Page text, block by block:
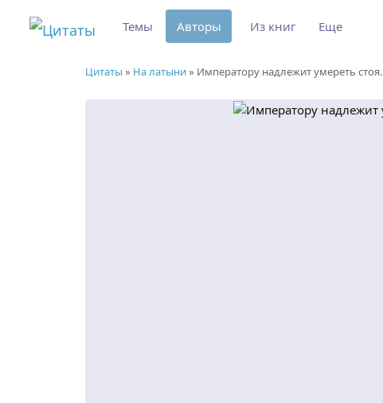
Цитаты » На латыни» Императору надлежит умереть стоя.
Темы Авторы Из книг Еще